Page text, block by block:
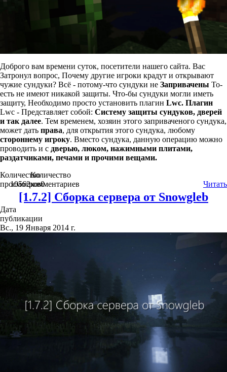
Доброго вам времени суток, посетители нашего сайта. Вас
Затронул вопрос, Почему другие игроки крадут и открывают
чужие сундуки? Всё - потому-что сундуки не Запривачены То-
есть не имеют никакой защиты. Что-бы сундуки могли иметь
защиту, Необходимо просто установить плагин Lwc. Плагин
Lwc - Представляет собой: Систему защиты сундуков, дверей
и так далее. Тем временем, хозяин этого заприваченого сундука,
может дать права, для открытия этого сундука, любому
стороннему игроку. Вместо сундука, данную операцию можно
проводить и с дверью, люком, нажимными плитами,
раздатчиками, печами и прочими вещами.
Количество
просмотров
10562
Количество
комментариев
0 Читать
[1.7.2] Сборка сервера от Snowgleb
Дата
публикации
Вс., 19 Января 2014 г.